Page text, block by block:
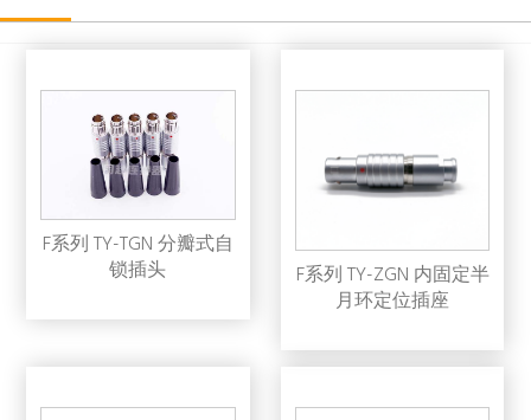
F系列 TY-TGN 分瓣式自
锁插头
F系列 TY-ZGN 内固定半
月环定位插座